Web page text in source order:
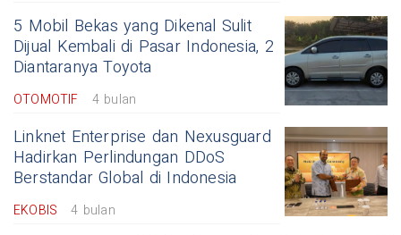
5 Mobil Bekas yang Dikenal Sulit
Dijual Kembali di Pasar Indonesia, 2
Diantaranya Toyota
OTOMOTIF 4 bulan
Linknet Enterprise dan Nexusguard
Hadirkan Perlindungan DDoS
Berstandar Global di Indonesia
EKOBIS 4 bulan